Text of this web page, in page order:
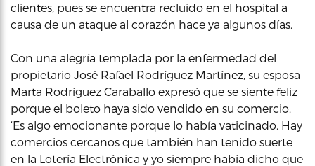
clientes, pues se encuentra recluido en el hospital a
causa de un ataque al corazón hace ya algunos días.
Con una alegría templada por la enfermedad del
propietario José Rafael Rodríguez Martínez, su esposa
Marta Rodríguez Caraballo expresó que se siente feliz
porque el boleto haya sido vendido en su comercio.
‘Es algo emocionante porque lo había vaticinado. Hay
comercios cercanos que también han tenido suerte
en la Lotería Electrónica y yo siempre había dicho que